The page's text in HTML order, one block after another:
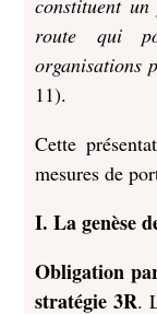
constituent
route qui
organisations
11).
Cette
mesures de
I.La genèse
Obligation
stratégie 3R.